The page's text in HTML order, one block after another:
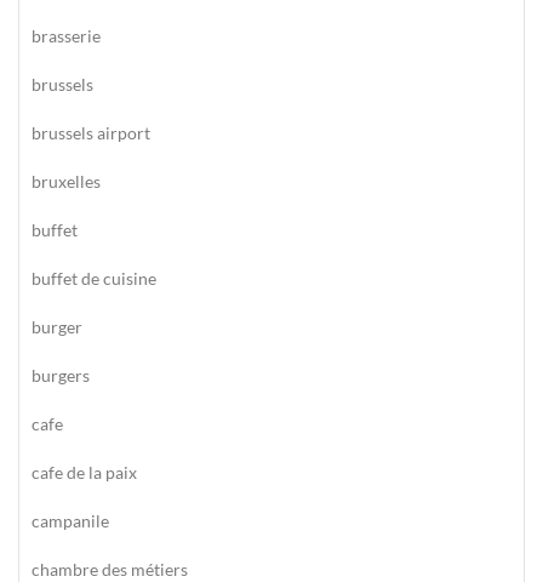
brasserie
brussels
brussels airport
bruxelles
buffet
buffet de cuisine
burger
burgers
cafe
cafe de la paix
campanile
chambre des métiers